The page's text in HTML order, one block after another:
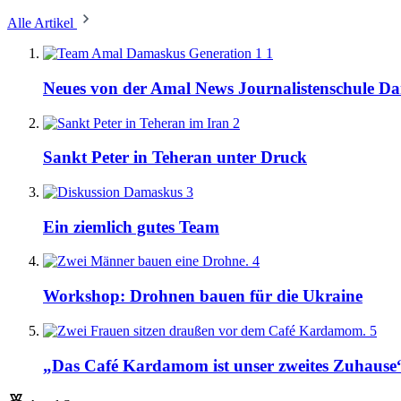
Alle Artikel
1
Neues von der Amal News Journalistenschule
2
Sankt Peter in Teheran unter Druck
3
Ein ziemlich gutes Team
4
Workshop: Drohnen bauen für die Ukraine
5
„Das Café Kardamom ist unser zweites